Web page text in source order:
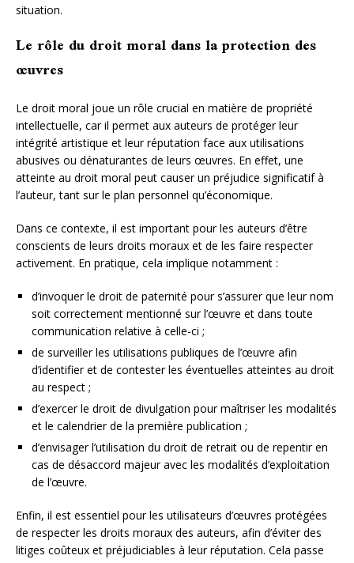
situation.
Le rôle du droit moral dans la protection des
œuvres
Le droit moral joue un rôle crucial en matière de propriété
intellectuelle, car il permet aux auteurs de protéger leur
intégrité artistique et leur réputation face aux utilisations
abusives ou dénaturantes de leurs œuvres. En effet, une
atteinte au droit moral peut causer un préjudice significatif à
l’auteur, tant sur le plan personnel qu’économique.
Dans ce contexte, il est important pour les auteurs d’être
conscients de leurs droits moraux et de les faire respecter
activement. En pratique, cela implique notamment :
d’invoquer le droit de paternité pour s’assurer que leur nom
soit correctement mentionné sur l’œuvre et dans toute
communication relative à celle-ci ;
de surveiller les utilisations publiques de l’œuvre afin
d’identifier et de contester les éventuelles atteintes au droit
au respect ;
d’exercer le droit de divulgation pour maîtriser les modalités
et le calendrier de la première publication ;
d’envisager l’utilisation du droit de retrait ou de repentir en
cas de désaccord majeur avec les modalités d’exploitation
de l’œuvre.
Enfin, il est essentiel pour les utilisateurs d’œuvres protégées
de respecter les droits moraux des auteurs, afin d’éviter des
litiges coûteux et préjudiciables à leur réputation. Cela passe